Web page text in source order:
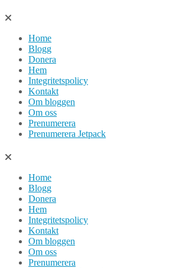
Hoppa
innehållHome
Blogg
Donera
Hem
Integritetspolicy
Kontakt
Om bloggen
Om oss
Prenumerera
Prenumerera Jetpack
Home
Blogg
Donera
Hem
Integritetspolicy
Kontakt
Om bloggen
Om oss
Prenumerera